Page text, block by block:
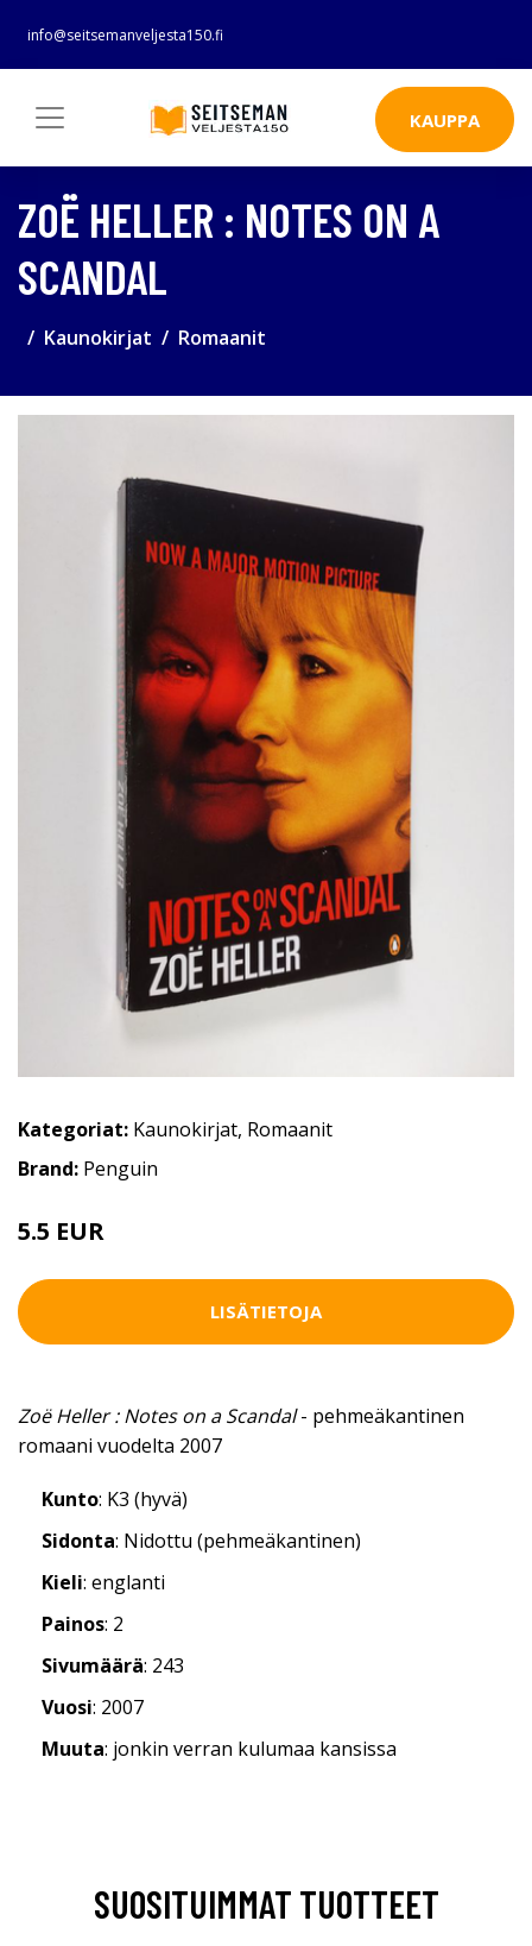
info@seitsemanveljesta150.fi
KAUPPA
ZOË HELLER : NOTES ON A
SCANDAL
Kaunokirjat Romaanit
Kategoriat: Kaunokirjat, Romaanit
Brand: Penguin
5.5 EUR
LISÄTIETOJA
Zoë Heller : Notes on a Scandal- pehmeäkantinen
romaani vuodelta 2007
Kunto: K3 (hyvä)
Sidonta: Nidottu (pehmeäkantinen)
Kieli: englanti
Painos: 2
Sivumäärä: 243
Vuosi: 2007
Muuta: jonkin verran kulumaa kansissa
SUOSITUIMMAT TUOTTEET